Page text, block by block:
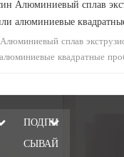
Алюминиевый сплав
алюминиевые
сплав
алюминиевые квадратные
ПОДПИ
СЫВАЙ